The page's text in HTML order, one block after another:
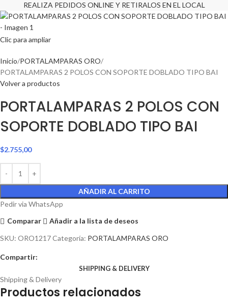
REALIZA PEDIDOS ONLINE Y RETIRALOS EN EL LOCAL
Clic para ampliar
Inicio PORTALAMPARAS ORO
PORTALAMPARAS 2 POLOS CON SOPORTE DOBLADO TIPO BAI
Volver a productos
PORTALAMPARAS 2 POLOS CON
SOPORTE DOBLADO TIPO BAI
$2.755,00
AÑADIR AL CARRITO
Pedir via WhatsApp
Comparar
Añadir a la lista de deseos
SKU: ORO1217Categoría: PORTALAMPARAS ORO
Compartir:
SHIPPING & DELIVERY
Shipping & Delivery
Productos relacionados